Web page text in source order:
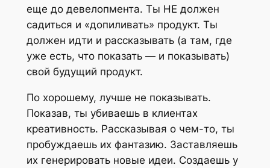
еще до девелопмента. Ты НЕ должен
садиться и «допиливать» продукт. Ты
должен идти и рассказывать (а там, где
уже есть, что показать — и показывать)
свой будущий продукт.
По хорошему, лучше не показывать.
Показав, ты убиваешь в клиентах
креативность. Рассказывая о чем-то, ты
пробуждаешь их фантазию. Заставляешь
их генерировать новые идеи. Создаешь у